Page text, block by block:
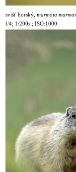
svišť horský, marmota
f/4; 1/200s ; ISO:1000